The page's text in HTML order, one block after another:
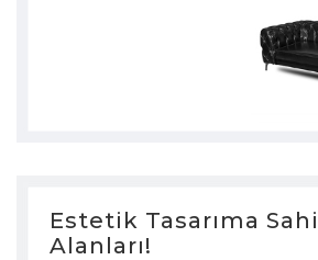
Estetik Tasarıma
Alanları!